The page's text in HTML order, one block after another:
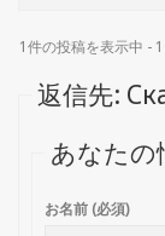
1件の投稿を表示中 -
返信先:
あなたの
お名前 (必須)